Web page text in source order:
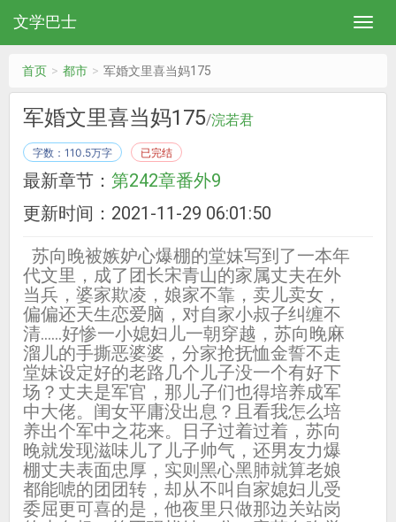
文学巴士
首页 都市 军婚文里喜当妈175
军婚文里喜当妈175/浣若君
字数：110.5万字 已完结
最新章节： 第242章番外9
更新时间：2021-11-29 06:01:50
苏向晚被嫉妒心爆棚的堂妹写到了一本年
代文里，成了团长宋青山的家属丈夫在外
当兵，婆家欺凌，娘家不靠，卖儿卖女，
偏偏还天生恋爱脑，对自家小叔子纠缠不
清……好惨一小媳妇儿一朝穿越，苏向晚麻
溜儿的手撕恶婆婆，分家抢抚恤金誓不走
堂妹设定好的老路几个儿子没一个有好下
场？丈夫是军官，那儿子们也得培养成军
中大佬。闺女平庸没出息？且看我怎么培
养出个军中之花来。日子过着过着，苏向
晚就发现滋味儿了儿子帅气，还男友力爆
棚丈夫表面忠厚，实则黑心黑肺就算老娘
都能唬的团团转，却从不叫自家媳妇儿受
委屈更可喜的是，他夜里只做那边关站岗